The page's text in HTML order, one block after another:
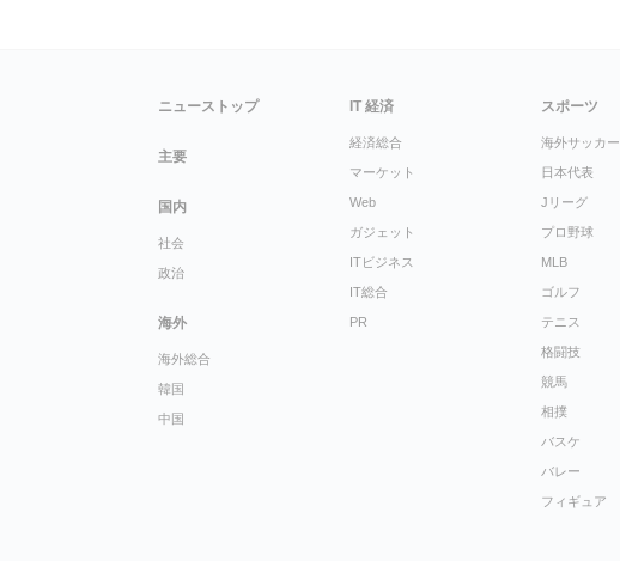
ニューストップ
主要
国内
社会
政治
海外
海外総合
韓国
中国
IT 経済
経済総合
マーケット
Web
ガジェット
ITビジネス
IT総合
PR
スポーツ
海外サッカー
日本代表
Jリーグ
プロ野球
MLB
ゴルフ
テニス
格闘技
競馬
相撲
バスケ
バレー
フィギュア